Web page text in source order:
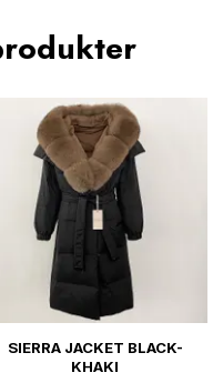
SIERRA JACKET BLACK-
KHAKI